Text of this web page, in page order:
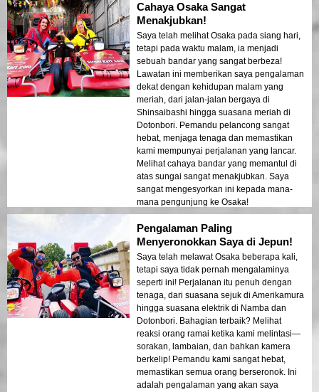
Cahaya Osaka Sangat
Menakjubkan!
Saya telah melihat Osaka pada siang hari,
tetapi pada waktu malam, ia menjadi
sebuah bandar yang sangat berbeza!
Lawatan ini memberikan saya pengalaman
dekat dengan kehidupan malam yang
meriah, dari jalan-jalan bergaya di
Shinsaibashi hingga suasana meriah di
Dotonbori. Pemandu pelancong sangat
hebat, menjaga tenaga dan memastikan
kami mempunyai perjalanan yang lancar.
Melihat cahaya bandar yang memantul di
atas sungai sangat menakjubkan. Saya
sangat mengesyorkan ini kepada mana-
mana pengunjung ke Osaka!
Pengalaman Paling
Menyeronokkan Saya di Jepun!
Saya telah melawat Osaka beberapa kali,
tetapi saya tidak pernah mengalaminya
seperti ini! Perjalanan itu penuh dengan
tenaga, dari suasana sejuk di Amerikamura
hingga suasana elektrik di Namba dan
Dotonbori. Bahagian terbaik? Melihat
reaksi orang ramai ketika kami melintasi—
sorakan, lambaian, dan bahkan kamera
berkelip! Pemandu kami sangat hebat,
memastikan semua orang berseronok. Ini
adalah pengalaman yang akan saya